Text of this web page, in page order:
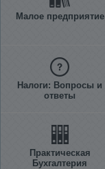
Малое предприятие
Налоги: Вопросы и
ответы
Практическая
Бухгалтерия